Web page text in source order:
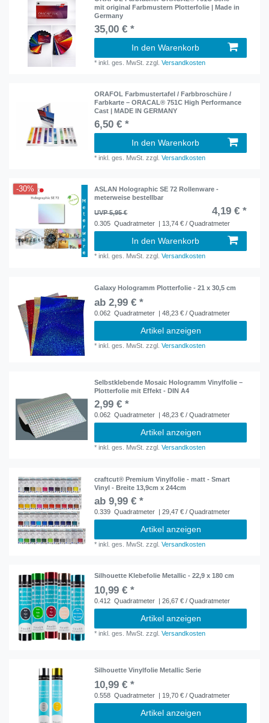
mit original Farbmustern Plotterfolie | Made in
Germany
35,00 € *
In den Warenkorb
*inkl. ges. MwSt. zzgl.Versandkosten
ORAFOL Farbmustertafel / Farbbroschüre /
Farbkarte – ORACAL® 751C High Performance
Cast | MADE IN GERMANY
6,50 € *
In den Warenkorb
*inkl. ges. MwSt. zzgl.Versandkosten
-30%
ASLAN Holographic SE 72 Rollenware -
meterweise bestellbar
UVP 5,95 € 4,19 € *
0.305 Quadratmeter | 13,74 € / Quadratmeter
In den Warenkorb
*inkl. ges. MwSt. zzgl.Versandkosten
Galaxy Hologramm Plotterfolie - 21 x 30,5 cm
ab 2,99 € *
0.062 Quadratmeter | 48,23 € / Quadratmeter
Artikel anzeigen
*inkl. ges. MwSt. zzgl.Versandkosten
Selbstklebende Mosaic Hologramm Vinylfolie –
Plotterfolie mit Effekt - DIN A4
2,99 € *
0.062 Quadratmeter | 48,23 € / Quadratmeter
Artikel anzeigen
*inkl. ges. MwSt. zzgl.Versandkosten
craftcut® Premium Vinylfolie - matt - Smart
Vinyl - Breite 13,9cm x 244cm
ab 9,99 € *
0.339 Quadratmeter | 29,47 € / Quadratmeter
Artikel anzeigen
*inkl. ges. MwSt. zzgl.Versandkosten
Silhouette Klebefolie Metallic - 22,9 x 180 cm
10,99 € *
0.412 Quadratmeter | 26,67 € / Quadratmeter
Artikel anzeigen
*inkl. ges. MwSt. zzgl.Versandkosten
Silhouette Vinylfolie Metallic Serie
10,99 € *
0.558 Quadratmeter | 19,70 € / Quadratmeter
Artikel anzeigen